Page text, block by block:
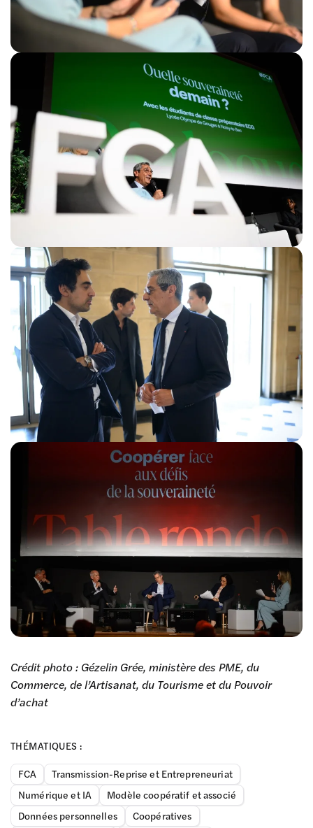
THÉMATIQUES :
FCA
Transmission-Reprise et Entrepreneuriat
Numérique et IA
Modèle coopératif et associé
Données personnelles
Coopératives
Crédit photo : Gézelin Grée, ministère des PME, du
Commerce, de l’Artisanat, du Tourisme et du Pouvoir
d’achat